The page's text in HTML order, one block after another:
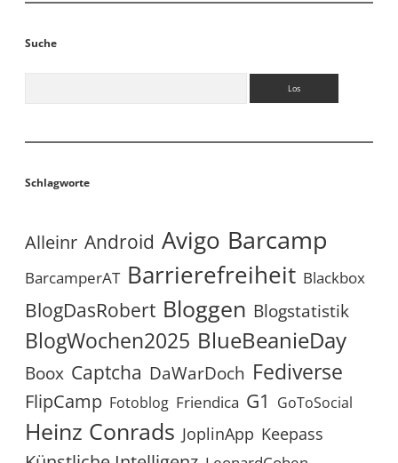
Suche
Schlagworte
Alleinr Android Avigo Barcamp
BarcamperAT Barrierefreiheit Blackbox
BlogDasRobert Bloggen Blogstatistik
BlogWochen2025 BlueBeanieDay
Boox Captcha DaWarDoch Fediverse
FlipCamp Fotoblog Friendica G1 GoToSocial
Heinz Conrads JoplinApp Keepass